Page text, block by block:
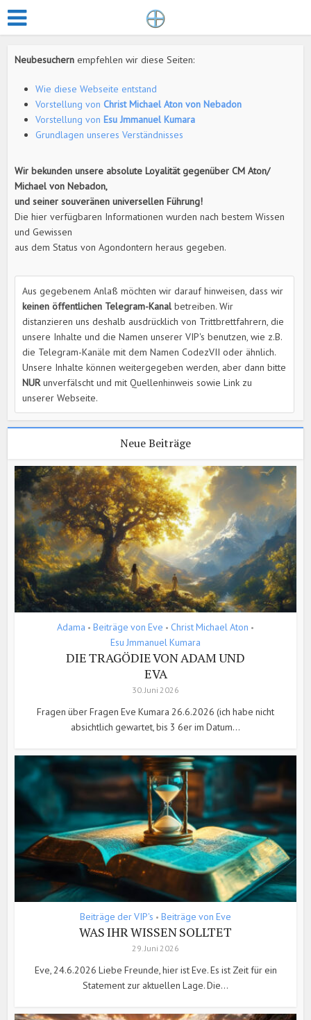
Neubesuchern empfehlen wir diese Seiten:
Wie diese Webseite entstand
Vorstellung vonChrist Michael Aton von Nebadon
Vorstellung vonEsu Jmmanuel Kumara
Grundlagen unseres Verständnisses
Wir bekunden unsere absolute Loyalität gegenüber CM Aton/
Michael von Nebadon,
und seiner souveränen universellen Führung!
Die hier verfügbaren Informationen wurden nach bestem Wissen
und Gewissen
aus dem Status von Agondontern heraus gegeben.
Aus gegebenem Anlaß möchten wir darauf hinweisen, dass wir
keinen öffentlichen Telegram-Kanal betreiben. Wir
distanzieren uns deshalb ausdrücklich von Trittbrettfahrern, die
unsere Inhalte und die Namen unserer VIP's benutzen, wie z.B.
die Telegram-Kanäle mit dem Namen CodezVII oder ähnlich.
Unsere Inhalte können weitergegeben werden, aber dann bitte
NURunverfälscht und mit Quellenhinweis sowie Link zu
unserer Webseite.
Neue Beiträge
Adama • Beiträge von Eve • Christ Michael Aton •
Esu Jmmanuel Kumara
DIE TRAGÖDIE VON ADAM UND
EVA
30. Juni 2026
Fragen über Fragen Eve Kumara 26.6.2026 (ich habe nicht
absichtlich gewartet, bis 3 6er im Datum...
Beiträge der VIP's • Beiträge von Eve
WAS IHR WISSEN SOLLTET
29. Juni 2026
Eve, 24.6.2026 Liebe Freunde, hier ist Eve. Es ist Zeit für ein
Statement zur aktuellen Lage. Die...